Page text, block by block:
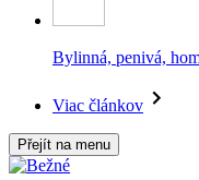
Bylinná, penivá,
Viac článkov
Přejít na menu